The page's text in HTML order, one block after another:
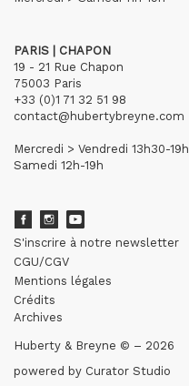
PARIS | CHAPON
19 - 21 Rue Chapon
75003 Paris
+33 (0)1 71 32 51 98
contact@hubertybreyne.com
Mercredi > Vendredi 13h30-19h
Samedi 12h-19h
S'inscrire à notre newsletter
CGU/CGV
Mentions légales
Crédits
Archives
Huberty & Breyne © – 2026
powered by Curator Studio